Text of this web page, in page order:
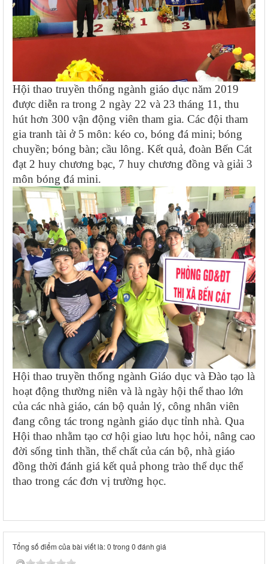
Hội thao truyền thống ngành giáo dục năm 2019
được diễn ra trong 2 ngày 22 và 23 tháng 11, thu
hút hơn 300 vận động viên tham gia. Các đội tham
gia tranh tài ở 5 môn: kéo co, bóng đá mini; bóng
chuyền; bóng bàn; cầu lông. Kết quả, đoàn Bến Cát
đạt 2 huy chương bạc, 7 huy chương đồng và giải 3
môn bóng đá mini.
Hội thao truyền thống ngành Giáo dục và Đào tạo là
hoạt động thường niên và là ngày hội thể thao lớn
của các nhà giáo, cán bộ quản lý, công nhân viên
đang công tác trong ngành giáo dục tỉnh nhà. Qua
Hội thao nhằm tạo cơ hội giao lưu học hỏi, nâng cao
đời sống tinh thần, thể chất của cán bộ, nhà giáo
đồng thời đánh giá kết quả phong trào thể dục thể
thao trong các đơn vị trường học.
Tổng số điểm của bài viết là: 0 trong 0 đánh giá